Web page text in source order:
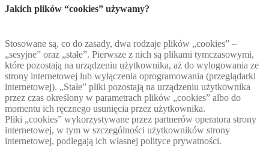
Jakich plików “cookies” używamy?
Stosowane są, co do zasady, dwa rodzaje plików „cookies” –
„sesyjne” oraz „stałe”. Pierwsze z nich są plikami tymczasowymi,
które pozostają na urządzeniu użytkownika, aż do wylogowania ze
strony internetowej lub wyłączenia oprogramowania (przeglądarki
internetowej). „Stałe” pliki pozostają na urządzeniu użytkownika
przez czas określony w parametrach plików „cookies” albo do
momentu ich ręcznego usunięcia przez użytkownika.
Pliki „cookies” wykorzystywane przez partnerów operatora strony
internetowej, w tym w szczególności użytkowników strony
internetowej, podlegają ich własnej polityce prywatności.